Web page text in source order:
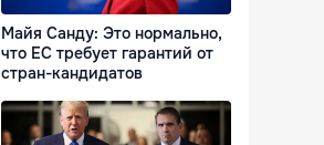
Майя Санду: Это нормально,
что ЕС требует гарантий от
стран-кандидатов